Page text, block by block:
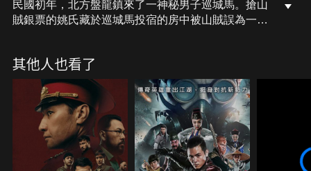
民國初年，北方盤龍鎮來了一神秘男子巡城馬。搶山
賊銀票的姚氏藏於巡城馬投宿的房中被山賊誤為一
馬見日落姚未歸，前去搭救，才知道他們送去的是屠
殺革命黨人的…
其他人也看了